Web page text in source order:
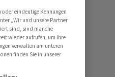
eindeutige Kennungen
„Wir und unsere Partner
sind, sind manche
wieder aufrufen, um Ihre
verwalten am unteren
finden Sie in unserer